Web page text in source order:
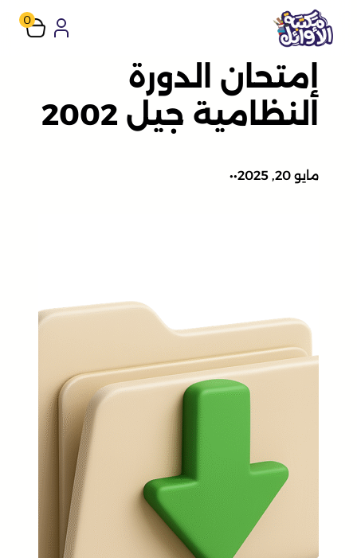
تخطى
إلى
المحتوى
0
إمتحان الدورة
النظامية جيل 2002
مايو 20, 2025 •
•